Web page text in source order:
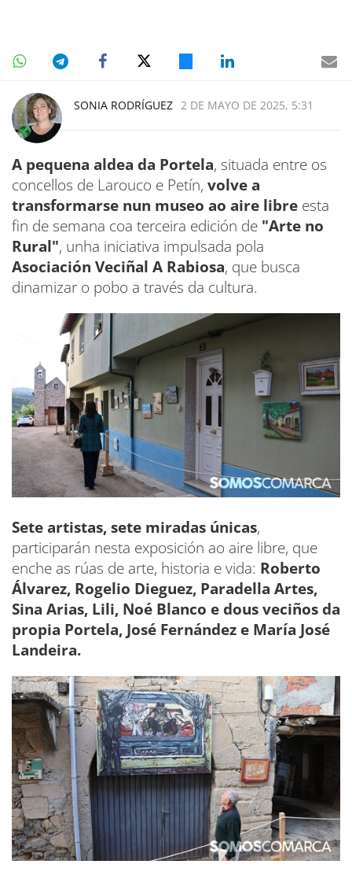
SONIA RODRÍGUEZ 2 DE MAYO DE 2025, 5:31
A pequena aldea da Portela, situada entre os
concellos de Larouco e Petín, volve a
transformarse nun museo ao aire libre esta
fin de semana coa terceira edición de "Arte no
Rural", unha iniciativa impulsada pola
Asociación Veciñal A Rabiosa, que busca
dinamizar o pobo a través da cultura.
Sete artistas, sete miradas únicas,
participarán nesta exposición ao aire libre, que
enche as rúas de arte, historia e vida: Roberto
Álvarez, Rogelio Dieguez, Paradella Artes,
Sina Arias, Lili, Noé Blanco e dous veciños da
propia Portela, José Fernández e María José
Landeira.